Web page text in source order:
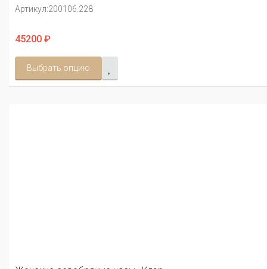
Артикул:200106.228
45200 ₽
Выбрать опцию